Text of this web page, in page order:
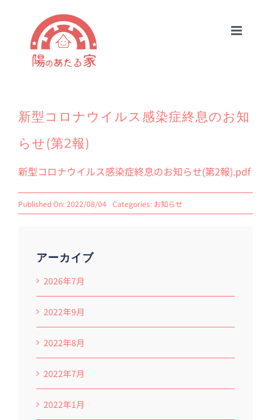
新型コロナウイルス感染症終息のお知
らせ(第2報)
新型コロナウイルス感染症終息のお知らせ(第2報).pdf
Published On: 2022/08/04 Categories: お知らせ
アーカイブ
2026年7月
2022年9月
2022年8月
2022年7月
2022年1月